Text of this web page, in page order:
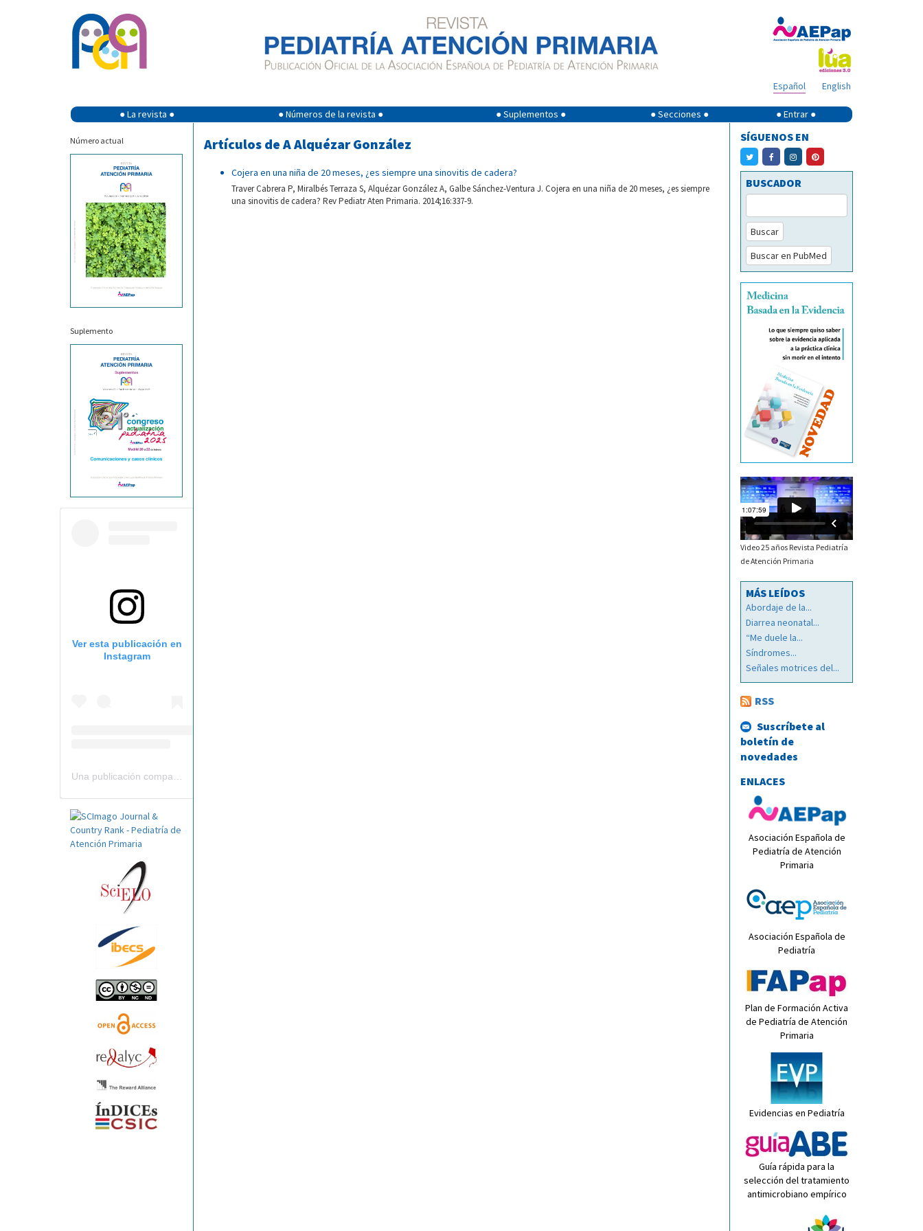
English
Español
● La revista ● ● Números de la revista ● ● Suplementos ● ● Secciones ● ● Entrar ●
Número actual
Suplemento
Ver esta publicación en
Instagram
Artículos de A Alquézar González
Cojera en una niña de 20 meses, ¿es siempre una sinovitis de cadera?
Traver Cabrera P, Miralbés Terraza S, Alquézar González A, Galbe Sánchez-Ventura J. Cojera en una niña de 20 meses, ¿es siempre
una sinovitis de cadera? Rev Pediatr Aten Primaria. 2014;16:337-9.
SÍGUENOS EN
BUSCADOR
Buscar
Buscar en PubMed
Video 25 años Revista Pediatría
de Atención Primaria
MÁS LEÍDOS
Abordaje de la...
Diarrea neonatal...
“Me duele la...
Síndromes...
Señales motrices del...
RSS
Suscríbete al
boletín de
novedades
ENLACES
Asociación Española de
Pediatría de Atención
Primaria
Asociación Española de
Pediatría
Plan de Formación Activa
de Pediatría de Atención
Primaria
Evidencias en Pediatría
Guía rápida para la
selección del tratamiento
antimicrobiano empírico